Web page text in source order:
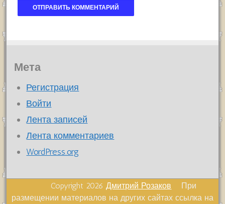
Мета
Регистрация
Войти
Лента записей
Лента комментариев
WordPress.org
Copyright 2026Дмитрий Розаков При
размещении материалов на других сайтах ссылка на